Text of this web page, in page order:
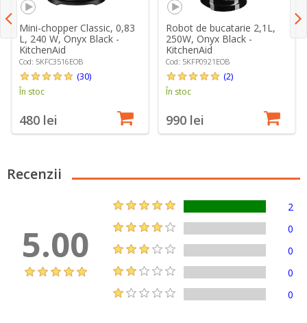
Mini-chopper Classic, 0,83
L, 240 W, Onyx Black -
KitchenAid
Cod: 5KFC3516EOB
(30)
În stoc
480 lei
Robot de bucatarie 2,1L,
250W, Onyx Black -
KitchenAid
Cod: 5KFP0921EOB
(2)
În stoc
990 lei
Recenzii
5.00
2
0
0
0
0